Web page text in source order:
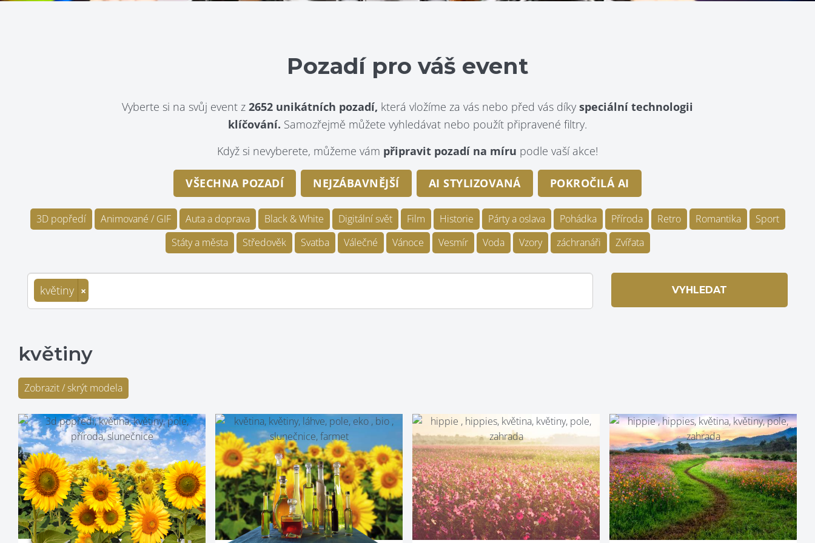
Pozadí pro váš event
Vyberte si na svůj event z 2652 unikátních pozadí, která vložíme za vás nebo před vás díky speciální technologii
klíčování. Samozřejmě můžete vyhledávat nebo použít připravené filtry.
Když si nevyberete, můžeme vám připravit pozadí na míru podle vaší akce!
VŠECHNA POZADÍ NEJZÁBAVNĚJŠÍ AI STYLIZOVANÁ POKROČILÁ AI
3D popředí Animované / GIF Auta a doprava Black & White Digitální svět Film Historie Párty a oslava Pohádka Příroda Retro Romantika
Sport
Státy a města
Středověk Svatba Válečné Vánoce Vesmír Voda Vzory záchranáři Zvířata
květiny × VYHLEDAT
květiny
Zobrazit / skrýt modela